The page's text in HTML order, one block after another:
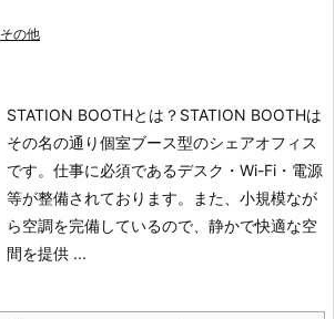
その他
STATION BOOTHとは？ STATION BOOTHは
その名の通り個室ブース型のシェアオフィス
です。仕事に必須であるデスク・Wi-Fi・電源
等が整備されております。また、小規模なが
ら空調を完備しているので、静かで快適な空
間を提供 ...